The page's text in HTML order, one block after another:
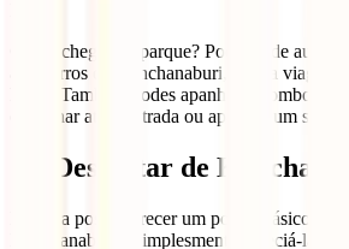
Como chegar ao parque? Podes ir de
autocarros de Kanchanaburi, com a viagem
horas. Também podes apanhar o comboio
caminhar até à entrada ou apanhar um
12. Desfrutar de
Embora possa parecer um pouco básico, a
Kanchanaburi é simplesmente apreciá-la. É